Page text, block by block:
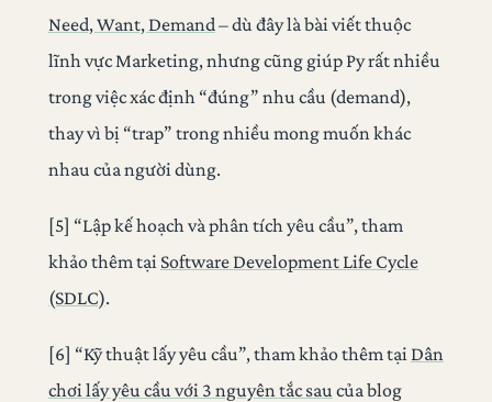
Need, Want, Demand – dù đây là bài viết thuộc
lĩnh vực Marketing, nhưng cũng giúp Py rất nhiều
trong việc xác định “đúng” nhu cầu (demand),
thay vì bị “trap” trong nhiều mong muốn khác
nhau của người dùng.
[5] “Lập kế hoạch và phân tích yêu cầu”, tham
khảo thêm tại Software Development Life Cycle
(SDLC).
[6] “Kỹ thuật lấy yêu cầu”, tham khảo thêm tại Dân
chơi lấy yêu cầu với 3 nguyên tắc sau của blog